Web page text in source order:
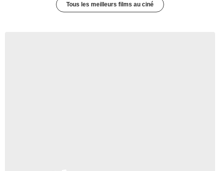
Tous les meilleurs films au ciné